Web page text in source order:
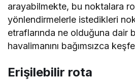
arayabilmekte, bu noktalara
yönlendirmelerle istedikleri
etraflarında ne olduğuna dair
havalimanını bağımsızca
Erişilebilir rota